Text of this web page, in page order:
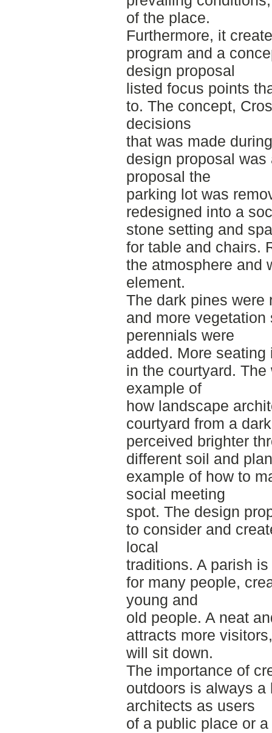
of the place.
Furthermore, it
program and a
design proposal
listed focus points
to. The concept,
decisions
that was made
design proposal
proposal the
parking lot was
redesigned into a
stone setting and
for table and chairs.
the atmosphere and
element.
The dark pines were
and more
perennials were
added. More
in the courtyard.
example of
how landscape
courtyard from a
perceived brighter
different soil and
example of how to
social meeting
spot. The design
to consider and
local
traditions. A parish
for many people,
young and
old people. A neat
attracts more
will sit down.
The importance of
outdoors is always
architects as users
of a public place or a